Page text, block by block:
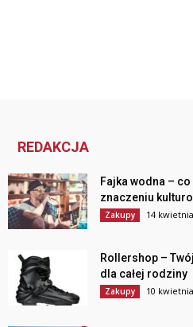
REDAKCJA
Fajka wodna –
znaczeniu
Zakupy 14
Rollershop –
dla całej rodziny
Zakupy 10